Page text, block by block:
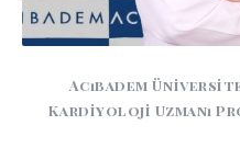
Acıbadem
Kardiyoloji Uzmanı